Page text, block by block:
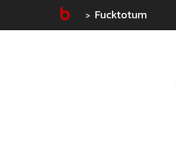
Fucktotum